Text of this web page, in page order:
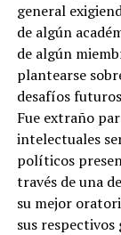
general
de algún
de algún
plantearse
desafíos
Fue extraño
intelectuales
políticos
través de una
su mejor
sus